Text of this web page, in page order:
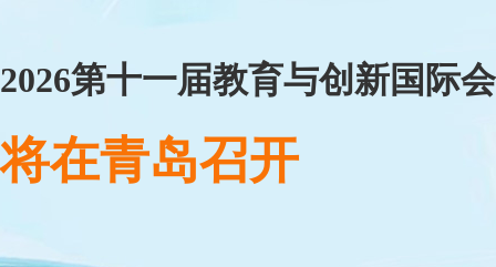
2026第十一届教育与创新国际
将在青岛召开